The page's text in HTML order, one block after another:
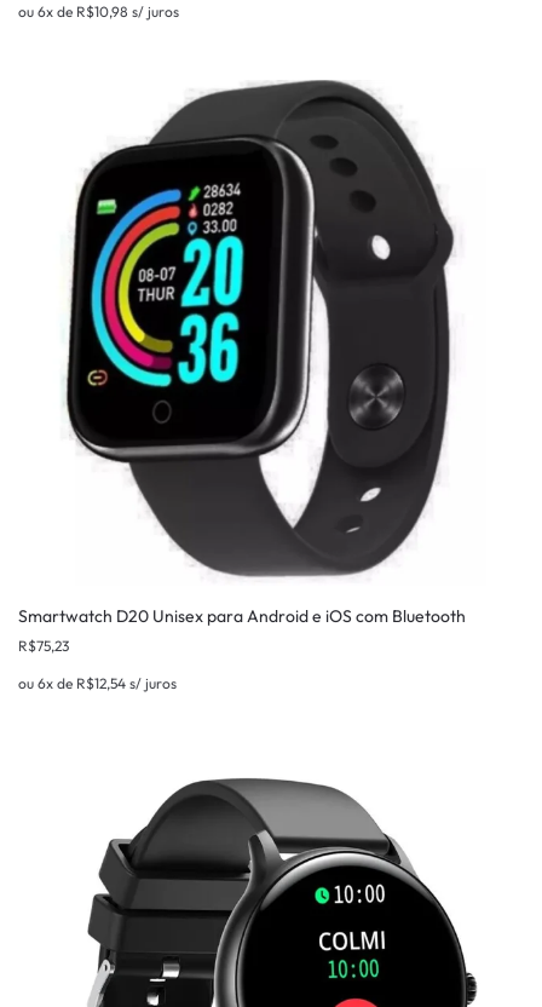
ou 6x de R$10,98 s/ juros
Smartwatch D20 Unisex para Android e iOS com Bluetooth
R$75,23
ou 6x de R$12,54 s/ juros